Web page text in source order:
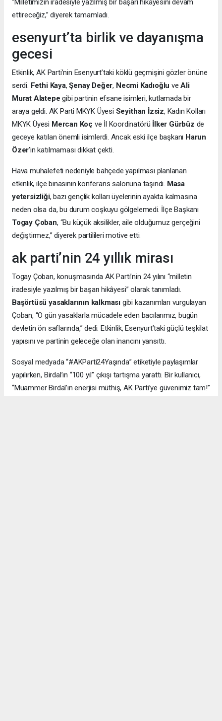
“Milletimizin iradesiyle yazılmış bir başarı hikâyesini devam
ettireceğiz,” diyerek tamamladı.
esenyurt’ta birlik ve dayanışma
gecesi
Etkinlik, AK Parti’nin Esenyurt’taki köklü geçmişini gözler önüne
serdi. Fethi Kaya,Şenay Değer, Necmi Kadıoğlu veAli
Murat Alatepe gibi partinin efsane isimleri, kutlamada bir
araya geldi. AK Parti MKYK Üyesi Seyithan İzsiz, Kadın Kolları
MKYK Üyesi Mercan Koç ve İl Koordinatörü İlker Gürbüz de
geceye katılan önemli isimlerdi. Ancak eski ilçe başkanı Harun
Özer’in katılmaması dikkat çekti.
Hava muhalefeti nedeniyle bahçede yapılması planlanan
etkinlik, ilçe binasının konferans salonuna taşındı. Masa
yetersizliği, bazı gençlik kolları üyelerinin ayakta kalmasına
neden olsa da, bu durum coşkuyu gölgelemedi. İlçe Başkanı
Togay Çoban, “Bu küçük aksilikler, aile olduğumuz gerçeğini
değiştirmez,” diyerek partilileri motive etti.
ak parti’nin 24 yıllık mirası
Togay Çoban, konuşmasında AK Parti’nin 24 yılını “milletin
iradesiyle yazılmış bir başarı hikâyesi” olarak tanımladı.
Başörtüsü yasaklarının kalkması gibi kazanımları vurgulayan
Çoban, “O gün yasaklarla mücadele eden bacılarımız, bugün
devletin ön saflarında,” dedi. Etkinlik, Esenyurt’taki güçlü teşkilat
yapısını ve partinin geleceğe olan inancını yansıttı.
Sosyal medyada “#AKParti24Yaşında” etiketiyle paylaşımlar
yapılırken, Birdal’ın “100 yıl” çıkışı tartışma yarattı. Bir kullanıcı,
“Muammer Birdal’ın enerjisi müthiş, AK Parti’ye güvenimiz tam!”